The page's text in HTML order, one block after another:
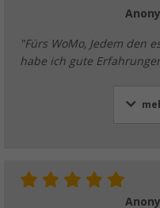
"Fürs WoMo, Jedem den
habe ich gute